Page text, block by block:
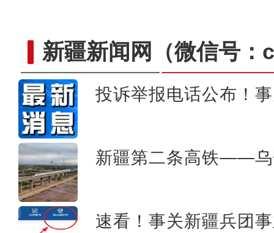
新疆新闻网 （微信号
投诉举报电话公布！
新疆第二条高铁——乌
速看！事关新疆兵团
我从新疆来丨“赛米米”用